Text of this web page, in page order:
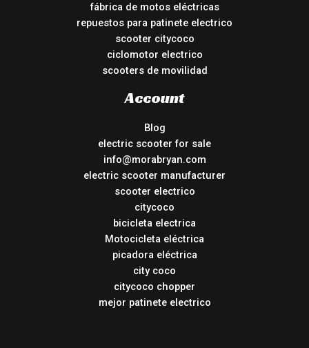
fábrica de motos eléctricas
repuestos para patinete electrico
scooter citycoco
ciclomotor electrico
scooters de movilidad
Account
Blog
electric scooter for sale
info@morabryan.com
electric scooter manufacturer
scooter electrico
citycoco
bicicleta electrica
Motocicleta eléctrica
picadora eléctrica
city coco
citycoco chopper
mejor patinete electrico